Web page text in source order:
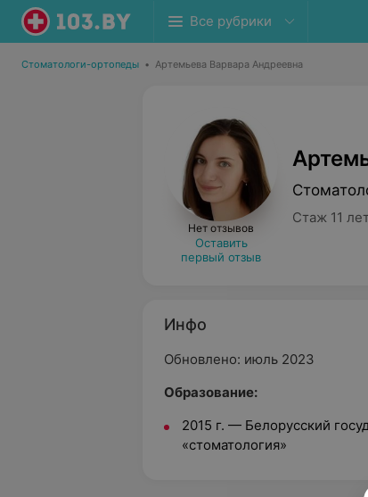
Все рубрики
Стоматологи-ортопеды • Артемьева Варвара Андреевна
Нет отзывов
Оставить
первый отзыв
Стаж 11
Инфо
Обновлено: июль 2023
Образование:
2015 г. — Белорусский
«стоматология»